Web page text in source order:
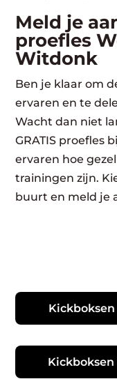
Meld je
proefles
Witdonk
Ben je klaar om
ervaren en te
Wacht dan niet
GRATIS proefles
ervaren hoe
trainingen zijn.
buurt en meld je